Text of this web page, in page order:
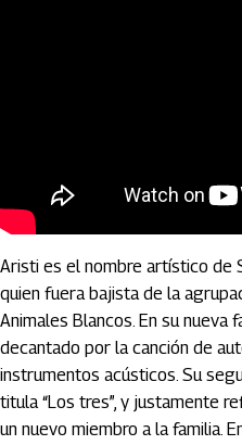
“Bolero mágico”, Aristi
Aristi es el nombre artístico de
quien fuera bajista de la
Animales Blancos. En su nueva
decantado por la canción de
instrumentos acústicos. Su
titula “Los tres”, y justamente
un nuevo miembro a la familia.